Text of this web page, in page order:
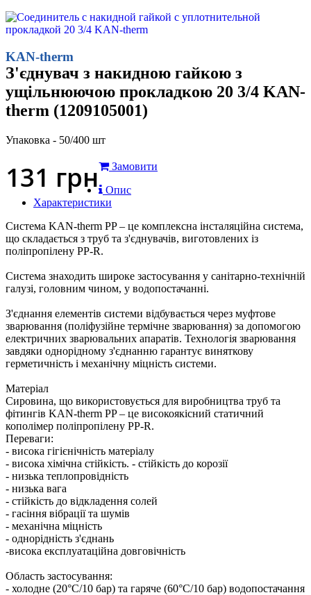
KAN-therm
З'єднувач з накидною гайкою з
ущільнюючою прокладкою 20 3/4 KAN-
therm (1209105001)
Упаковка - 50/400 шт
131 грн
Замовити
Опис
Характеристики
Система KAN-therm PP – це комплексна інсталяційна система,
що складається з труб та з'єднувачів, виготовлених із
поліпропілену PP-R.
Система знаходить широке застосування у санітарно-технічній
галузі, головним чином, у водопостачанні.
З'єднання елементів системи відбувається через муфтове
зварювання (поліфузійне термічне зварювання) за допомогою
електричних зварювальних апаратів. Технологія зварювання
завдяки однорідному з'єднанню гарантує виняткову
герметичність і механічну міцність системи.
Матеріал
Сировина, що використовується для виробництва труб та
фітингів KAN-therm PP – це високоякісний статичний
кополімер поліпропілену PP-R.
Переваги: ​​
- висока гігієнічність матеріалу
- висока хімічна стійкість. - стійкість до корозії
- низька теплопровідність
- низька вага
- стійкість до відкладення солей
- гасіння вібрації та шумів
- механічна міцність
- однорідність з'єднань
-висока експлуатаційна довговічність
Область застосування:
- холодне (20°C/10 бар) та гаряче (60°C/10 бар) водопостачання